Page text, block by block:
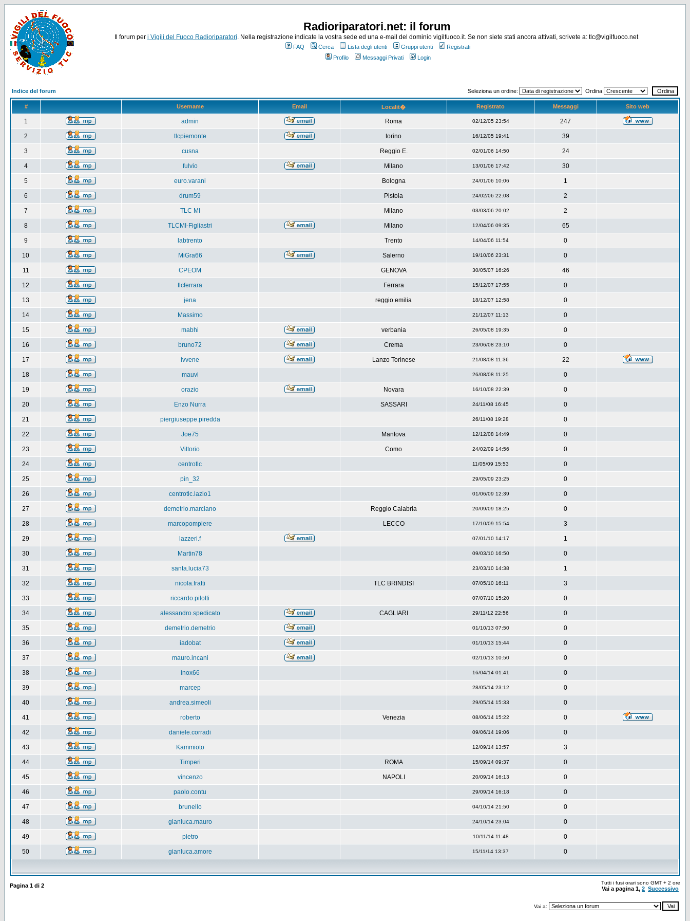
Radioriparatori.net: il forum
Il forum per i Vigili del Fuoco Radioriparatori. Nella registrazione indicate la vostra sede ed una e-mail del dominio vigilfuoco.it. Se non siete stati ancora attivati, scrivete a: tlc@vigilfuoco.net
FAQ Cerca Lista degli utenti Gruppi utenti
Registrati
Profilo
Messaggi Privati Login
Indice del forum Seleziona un ordine: Ordina
# Username Email Localit� Registrato Messaggi Sito web
1 admin Roma 02/12/05 23:54 247
2 tlcpiemonte torino 16/12/05 19:41 39
3 cusna Reggio E. 02/01/06 14:50 24
4 fulvio Milano 13/01/06 17:42 30
5 euro.varani Bologna 24/01/06 10:06 1
6 drum59 Pistoia 24/02/06 22:08 2
7 TLC MI Milano 03/03/06 20:02 2
8 TLCMI-Figliastri Milano 12/04/06 09:35 65
9 labtrento Trento 14/04/06 11:54 0
10 MiGra66 Salerno 19/10/06 23:31 0
11 CPEOM GENOVA 30/05/07 16:26 46
12 tlcferrara Ferrara 15/12/07 17:55 0
13 jena reggio emilia 18/12/07 12:58 0
14 Massimo 21/12/07 11:13 0
15 mabhi verbania 26/05/08 19:35 0
16 bruno72 Crema 23/06/08 23:10 0
17 ivvene Lanzo Torinese 21/08/08 11:36 22
18 mauvi 26/08/08 11:25 0
19 orazio Novara 16/10/08 22:39 0
20 Enzo Nurra SASSARI 24/11/08 16:45 0
21 piergiuseppe.piredda 26/11/08 19:28 0
22 Joe75 Mantova 12/12/08 14:49 0
23 Vittorio Como 24/02/09 14:56 0
24 centrotlc 11/05/09 15:53 0
25 pin_32 29/05/09 23:25 0
26 centrotlc.lazio1 01/06/09 12:39 0
27 demetrio.marciano Reggio Calabria 20/09/09 18:25 0
28 marcopompiere LECCO 17/10/09 15:54 3
29 lazzeri.f 07/01/10 14:17 1
30 Martin78 09/03/10 16:50 0
31 santa.lucia73 23/03/10 14:38 1
32 nicola.fratti TLC BRINDISI 07/05/10 16:11 3
33 riccardo.pilotti 07/07/10 15:20 0
34 alessandro.spedicato CAGLIARI 29/11/12 22:56 0
35 demetrio.demetrio 01/10/13 07:50 0
36 iadobat 01/10/13 15:44 0
37 mauro.incani 02/10/13 10:50 0
38 inox66 16/04/14 01:41 0
39 marcep 28/05/14 23:12 0
40 andrea.simeoli 29/05/14 15:33 0
41 roberto Venezia 08/06/14 15:22 0
42 daniele.corradi 09/06/14 19:06 0
43 Kammioto 12/09/14 13:57 3
44 Timperi ROMA 15/09/14 09:37 0
45 vincenzo NAPOLI 20/09/14 16:13 0
46 paolo.contu 29/09/14 16:18 0
47 brunello 04/10/14 21:50 0
48 gianluca.mauro 24/10/14 23:04 0
49 pietro 10/11/14 11:48 0
50 gianluca.amore 15/11/14 13:37 0
Pagina 1 di 2 Tutti i fusi orari sono GMT + 2 ore
Vai a pagina 1, 2 Successivo
Vai a: